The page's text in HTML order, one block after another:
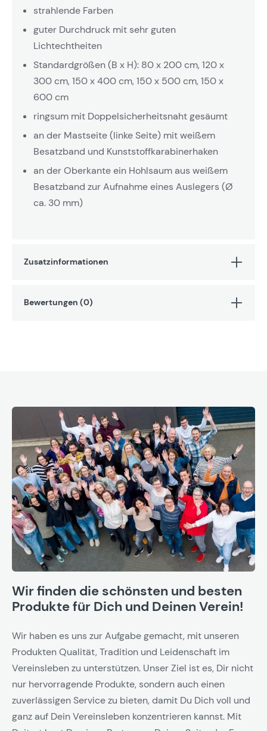
strahlende Farben
guter Durchdruck mit sehr guten
Lichtechtheiten
Standardgrößen (B x H): 80 x 200 cm, 120 x
300 cm, 150 x 400 cm, 150 x 500 cm, 150 x
600 cm
ringsum mit Doppelsicherheitsnaht gesäumt
an der Mastseite (linke Seite) mit weißem
Besatzband und Kunststoffkarabinerhaken
an der Oberkante ein Hohlsaum aus weißem
Besatzband zur Aufnahme eines Auslegers (Ø
ca. 30 mm)
Zusatzinformationen
Bewertungen (0)
Wir finden die schönsten und besten
Produkte für Dich und Deinen Verein!
Wir haben es uns zur Aufgabe gemacht, mit unseren
Produkten Qualität, Tradition und Leidenschaft im
Vereinsleben zu unterstützen. Unser Ziel ist es, Dir nicht
nur hervorragende Produkte, sondern auch einen
zuverlässigen Service zu bieten, damit Du Dich voll und
ganz auf Dein Vereinsleben konzentrieren kannst. Mit